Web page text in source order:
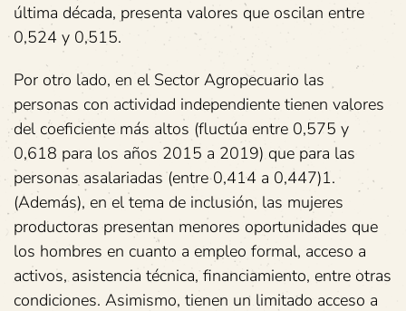
última década, presenta valores que oscilan entre
0,524 y 0,515.
Por otro lado, en el Sector Agropecuario las
personas con actividad independiente tienen valores
del coeficiente más altos (fluctúa entre 0,575 y
0,618 para los años 2015 a 2019) que para las
personas asalariadas (entre 0,414 a 0,447)1.
(Además), en el tema de inclusión, las mujeres
productoras presentan menores oportunidades que
los hombres en cuanto a empleo formal, acceso a
activos, asistencia técnica, financiamiento, entre otras
condiciones. Asimismo, tienen un limitado acceso a